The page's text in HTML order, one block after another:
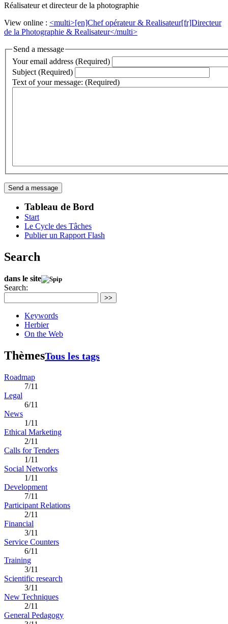
Réalisateur et directeur de la photographie
View online : <multi>[en]Chef opérateur & Realisateur[fr]Directeur
de la Photographie & Realisateur</multi>
Send a message
Your email address (Required)
Subject (Required)
Text of your message: (Required)
Tableau de Bord
Start
Le Cycle des Tâches
Publier un Rapport Flash
Search
dans le site
Search:
>>
Keywords
Herbier
On the Web
ThèmesTous les tags
Roadmap
7/11
Legal
6/11
News
1/11
Ethical Marketing
2/11
Calls for Tenders
1/11
Social Networks
1/11
Development
7/11
Participant Relations
2/11
Financial
3/11
Service Counters
6/11
Training
3/11
Scientific research
3/11
New Techniques
2/11
General Pedagogy